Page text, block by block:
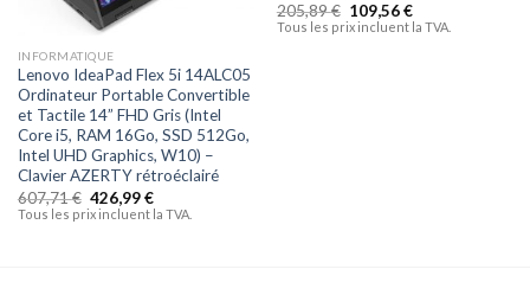
INFORMATIQUE
Lenovo IdeaPad Flex 5i 14ALC05
Ordinateur Portable Convertible
et Tactile 14” FHD Gris (Intel
Core i5, RAM 16Go, SSD 512Go,
Intel UHD Graphics, W10) –
Clavier AZERTY rétroéclairé
607,71€ 426,99€
Tous les prix incluent la TVA.
205,89€ 109,56€
Tous les prix incluent la TVA.